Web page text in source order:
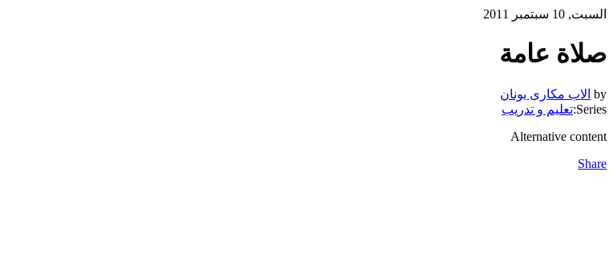
السبت, 10 سبتمبر 2011
صلاة عامة
by الاب مكارى يونان
Series: تعليم و تدريب
Alternative content
Share